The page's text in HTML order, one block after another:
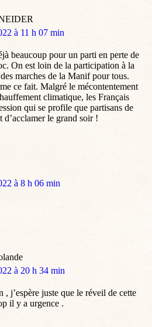
à 11 h 07 min
beaucoup pour un parti en perte de
On est loin de la participation à la
marches de la Manif pour tous.
ce fait. Malgré le mécontentement
climatique, les Français
qui se profile que partisans de
le grand soir !
à 8 h 06 min
à 20 h 34 min
j’espère juste que le réveil de cette
il y a urgence .